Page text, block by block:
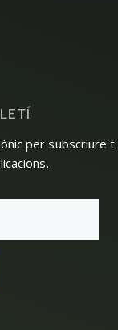
per subscriure't